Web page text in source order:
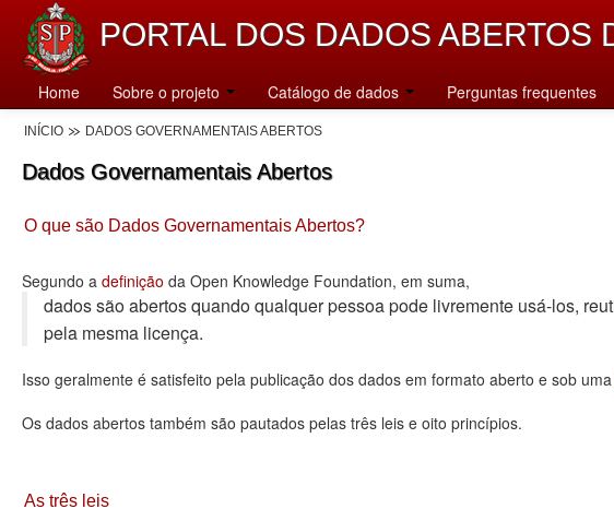
PORTAL DOS DADOS ABERTOS
Home Sobre o projeto Catálogo de dados Perguntas frequentes
INÍCIO DADOS GOVERNAMENTAIS ABERTOS
Dados Governamentais Abertos
O que são Dados Governamentais Abertos?
Segundo a definição da Open Knowledge Foundation, em suma,
dados são abertos quando qualquer pessoa pode livremente usá-los,
pela mesma licença.
Isso geralmente é satisfeito pela publicação dos dados em formato aberto e sob uma
Os dados abertos também são pautados pelas três leis e oito princípios.
As três leis